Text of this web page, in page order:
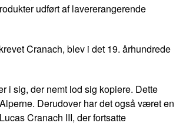
udført af lavererangerende
Cranach, blev i det 19. århundrede
i sig, der nemt lod sig kopiere. Dette
Derudover har det også været en
Cranach III, der fortsatte